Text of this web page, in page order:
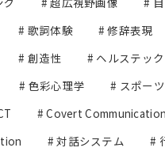
# 歌詞体験 # 修辞表現
# 創造性 # ヘルステック
# 色彩心理学 # スポー
# Covert
# 対話システム #